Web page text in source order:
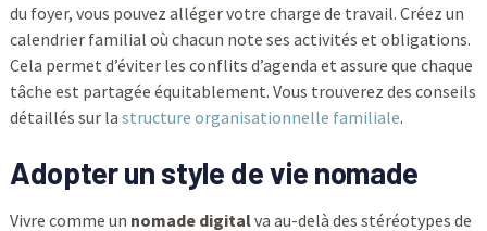
du foyer, vous pouvez alléger votre charge de travail. Créez un
calendrier familial où chacun note ses activités et obligations.
Cela permet d’éviter les conflits d’agenda et assure que chaque
tâche est partagée équitablement. Vous trouverez des conseils
détaillés sur la structure organisationnelle familiale.
Adopter un style de vie nomade
Vivre comme un nomade digitalva au-delà des stéréotypes de